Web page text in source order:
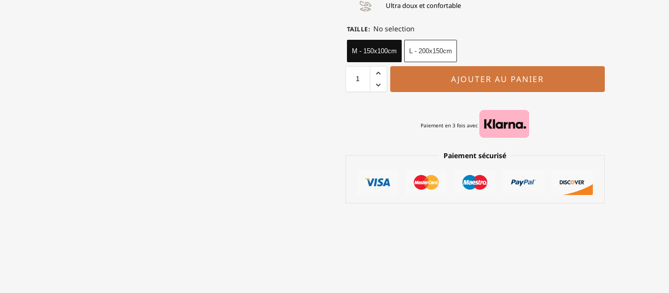
Ultra doux et confortable
TAILLE: No selection
M - 150x100cm L - 200x150cm
AJOUTER AU PANIER
Paiement en 3 fois avec
Paiement sécurisé